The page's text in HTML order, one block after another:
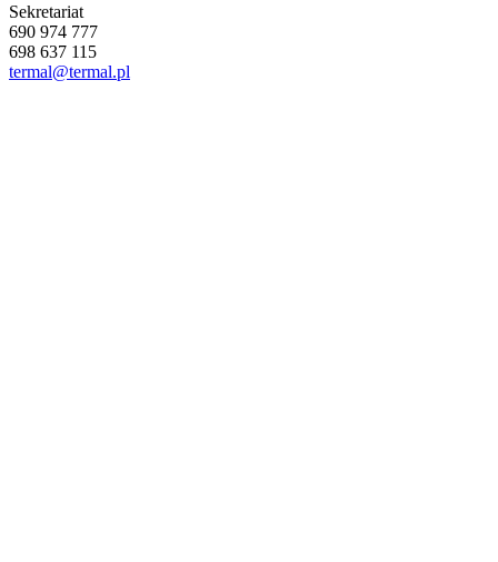
Sekretariat
690 974 777
698 637 115
termal@termal.pl